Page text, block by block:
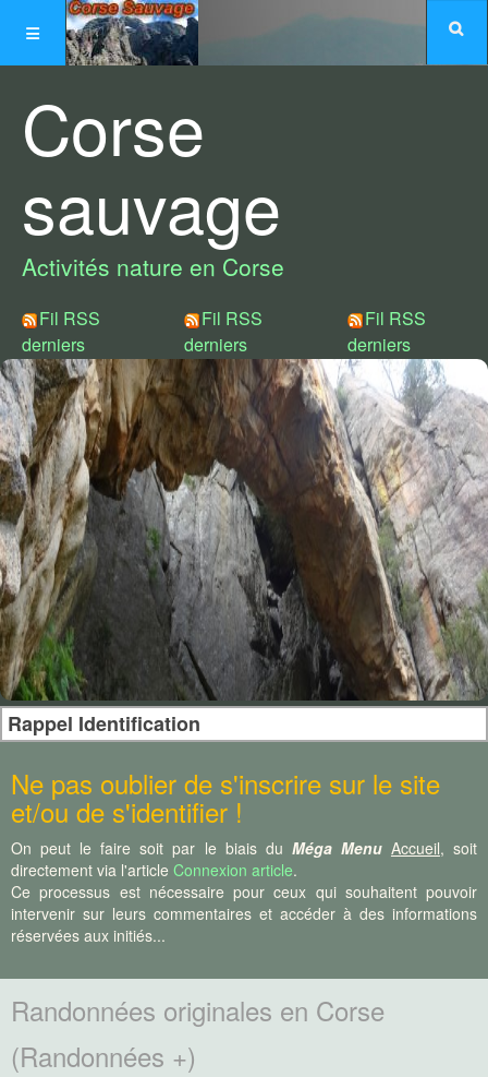
Corse
sauvage
Activités nature en Corse
Fil RSS
derniers
articles créés
Fil RSS
derniers
articles
modifiés
Fil RSS
derniers
commentaires
Choix de styles :
Rappel Identification
Ne pas oublier de s'inscrire sur le site
et/ou de s'identifier !
On peut le faire soit par le biais du Méga Menu Accueil, soit
directement via l'article Connexion article.
Ce processus est nécessaire pour ceux qui souhaitent pouvoir
intervenir sur leurs commentaires et accéder à des informations
réservées aux initiés...
Randonnées originales en Corse
(Randonnées +)